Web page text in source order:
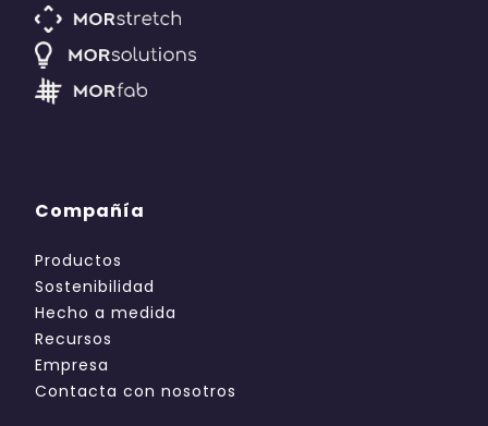
Compañía
Productos
Sostenibilidad
Hecho a medida
Recursos
Empresa
Contacta con nosotros